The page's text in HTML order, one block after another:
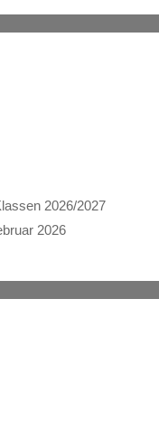
2026/2027
2026